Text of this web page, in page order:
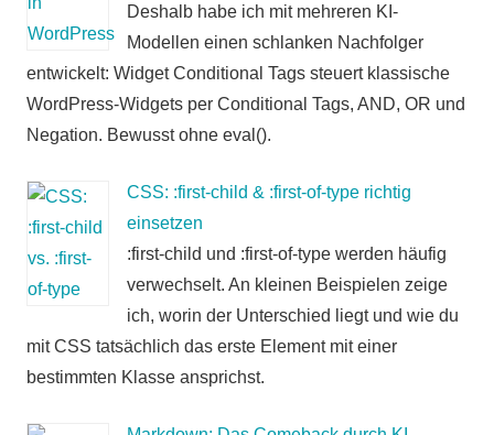
Deshalb habe ich mit mehreren KI-
Modellen einen schlanken Nachfolger
entwickelt: Widget Conditional Tags steuert klassische
WordPress-Widgets per Conditional Tags, AND, OR und
Negation. Bewusst ohne eval().
CSS: :first-child & :first-of-type richtig
einsetzen
:first-child und :first-of-type werden häufig
verwechselt. An kleinen Beispielen zeige
ich, worin der Unterschied liegt und wie du
mit CSS tatsächlich das erste Element mit einer
bestimmten Klasse ansprichst.